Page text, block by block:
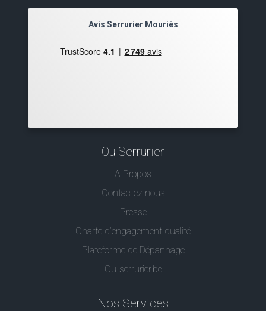
Avis Serrurier Mouriès
Ou Serrurier
A Propos
Contactez nous
Presse
Charte d’engagement qualité
Plateforme de Dépannage
Ou-serrurier.be
Nos Services